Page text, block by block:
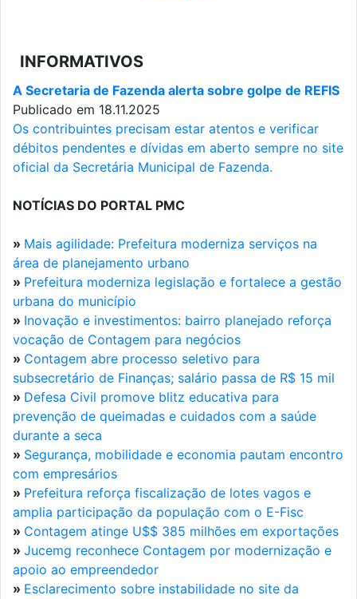
INFORMATIVOS
A Secretaria de Fazenda alerta sobre golpe de REFIS
Publicado em 18.11.2025
Os contribuintes precisam estar atentos e verificar
débitos pendentes e dívidas em aberto sempre no site
oficial da Secretária Municipal de Fazenda.
NOTÍCIAS DO PORTAL PMC
» Mais agilidade: Prefeitura moderniza serviços na
área de planejamento urbano
» Prefeitura moderniza legislação e fortalece a gestão
urbana do município
» Inovação e investimentos: bairro planejado reforça
vocação de Contagem para negócios
» Contagem abre processo seletivo para
subsecretário de Finanças; salário passa de R$ 15 mil
» Defesa Civil promove blitz educativa para
prevenção de queimadas e cuidados com a saúde
durante a seca
» Segurança, mobilidade e economia pautam encontro
com empresários
» Prefeitura reforça fiscalização de lotes vagos e
amplia participação da população com o E-Fisc
» Contagem atinge U$$ 385 milhões em exportações
» Jucemg reconhece Contagem por modernização e
apoio ao empreendedor
» Esclarecimento sobre instabilidade no site da